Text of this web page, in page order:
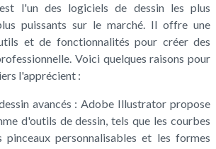
l'un des logiciels de dessin les plus
puissants sur le marché. Il offre une
et de fonctionnalités pour créer des
Voici quelques raisons pour
l'apprécient :
avancés : Adobe Illustrator propose
d'outils de dessin, tels que les courbes
pinceaux personnalisables et les formes